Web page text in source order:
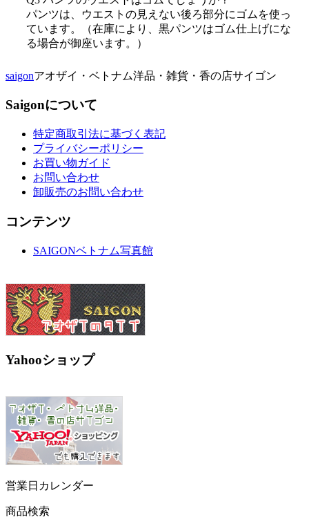
パンツは、ウエストの見えない後ろ部分にゴムを使っ
ています。（在庫により、黒パンツはゴム仕上げにな
る場合が御座います。）
saigonアオザイ・ベトナム洋品・雑貨・香の店サイゴン
Saigonについて
特定商取引法に基づく表記
プライバシーポリシー
お買い物ガイド
お問い合わせ
卸販売のお問い合わせ
コンテンツ
SAIGONベトナム写真館
Yahooショップ
営業日カレンダー
商品検索